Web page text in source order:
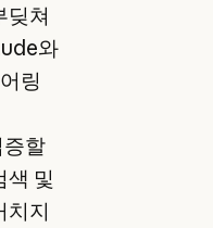
딪쳐
와
링
할
색 및
치지